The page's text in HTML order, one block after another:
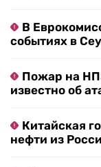
В
событиях в
Пожар на
известно об
Китайская
нефти из